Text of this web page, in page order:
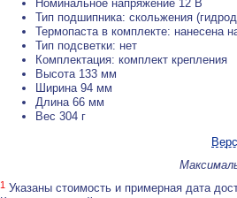
Номинальное напряжение 12 В
Тип подшипника: скольжения
Термопаста в комплекте: нанесена
Тип подсветки: нет
Комплектация: комплект крепления
Высота 133 мм
Ширина 94 мм
Длина 66 мм
Вес 304 г
1 Указаны стоимость и примерная дата